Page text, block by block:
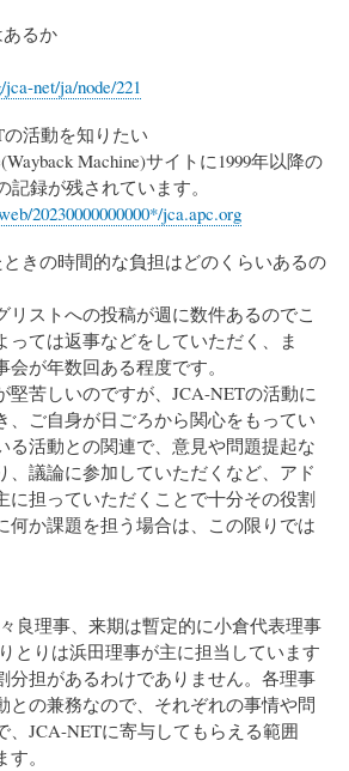
るか
net/ja/node/221
活動を知りたい
Machine)サイトに1999年以降の
録が残されています。
20230000000000*/jca.apc.org
きの時間的な負担はどのくらいあるの
リストへの投稿が週に数件あるのでこ
っては返事などをしていただく、ま
が年数回ある程度です。
堅苦しいのですが、JCA-NETの活動に
、ご自身が日ごろから関心をもってい
る活動との関連で、意見や問題提起な
、議論に参加していただくなど、アド
に担っていただくことで十分その役割
何か課題を担う場合は、この限りでは
良理事、来期は暫定的に小倉代表理事
とりは浜田理事が主に担当しています
分担があるわけでありません。各理事
との兼務なので、それぞれの事情や問
、JCA-NETに寄与してもらえる範囲
。